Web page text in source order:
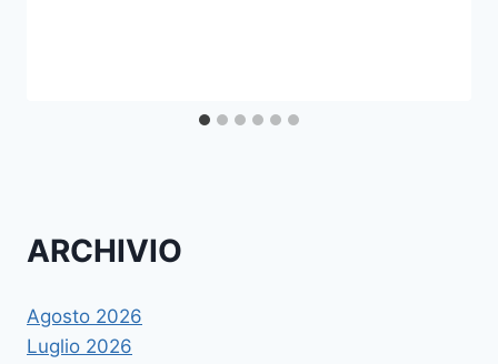
ARCHIVIO
Agosto 2026
Luglio 2026